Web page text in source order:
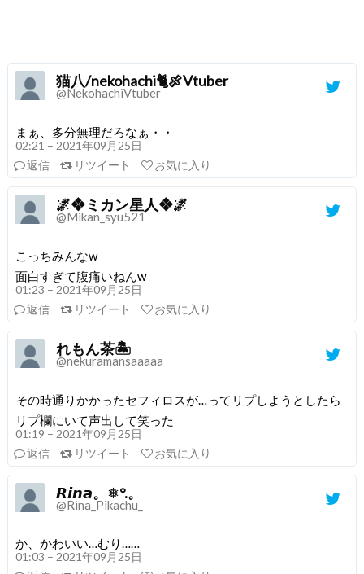
猫八/nekohachi🐈🍖Vtuber
@NekohachiVtuber
まぁ、多分無理だろなぁ・・
02:21 – 2021年09月25日
返信
リツイート お気に入り
🌌❖ミカン星人❖🌌
@Mikan_syu521
こっちみんなw
面白すぎて腹痛いねんw
01:23 – 2021年09月25日
返信
リツイート お気に入り
れもん茶🏝
@nekuramansaaaaa
その時通りかかったセフィロスが…ってリプしようとしたら
リプ欄にいて声出して笑った
01:19 – 2021年09月25日
返信
リツイート お気に入り
𝙍𝙞𝙣𝙖。❅°.。
@Rina_Pikachu_
か、かわいい…むり……
01:03 – 2021年09月25日